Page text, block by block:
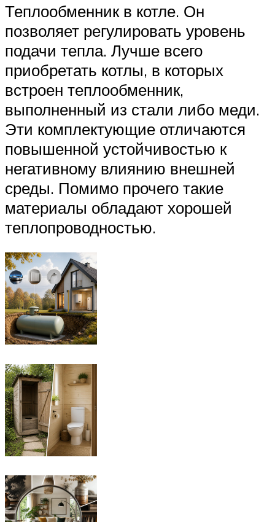
Теплообменник в котле. Он
позволяет регулировать уровень
подачи тепла. Лучше всего
приобретать котлы, в которых
встроен теплообменник,
выполненный из стали либо меди.
Эти комплектующие отличаются
повышенной устойчивостью к
негативному влиянию внешней
среды. Помимо прочего такие
материалы обладают хорошей
теплопроводностью.